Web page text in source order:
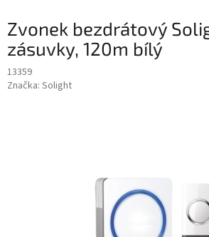
Zvonek bezdrátový
zásuvky, 120m bílý
13359
Značka: Solight